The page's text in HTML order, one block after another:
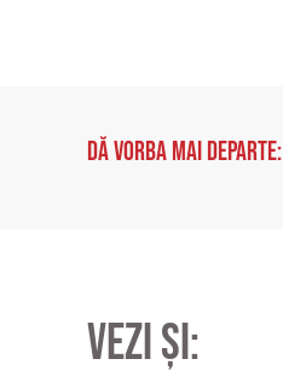
Dă vorba mai departe:
Vezi și: